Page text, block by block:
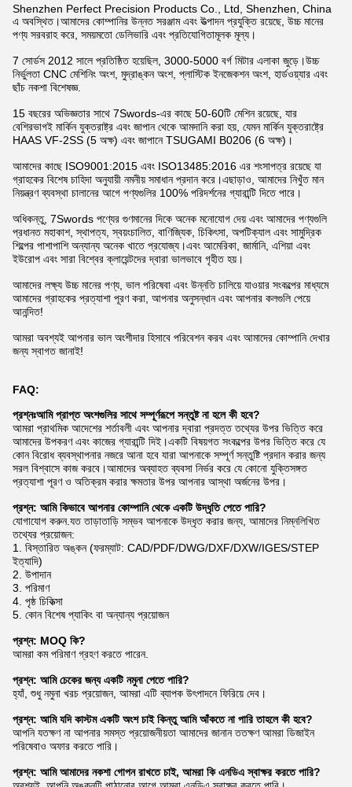
Shenzhen Perfect Precision Products Co., Ltd, Shenzhen, China
এ অবস্থিত।আমাদের কোম্পানির উন্নত সরঞ্জাম এবং উত্পাদন প্রযুক্তি রয়েছে, উচ্চ মানের
পণ্য সরবরাহ করে, সময়মতো ডেলিভারি এবং প্রতিযোগিতামূলক মূল্য।
7 সোর্ডস 2012 সালে প্রতিষ্ঠিত হয়েছিল, 3000-5000 বর্গ মিটার এলাকা জুড়ে।উচ্চ
নির্ভুলতা CNC মেশিনিং অংশ, মুদ্রাঙ্কন অংশ, প্লাস্টিক ইনজেকশন অংশ, হার্ডওয়্যার এবং
ছাঁচ নকশা বিশেষজ্ঞ.
15 বছরের অভিজ্ঞতার সাথে 7Swords-এর কাছে 50-60টি মেশিন রয়েছে, যার
বেশিরভাগই মার্কিন যুক্তরাষ্ট্র এবং জাপান থেকে আমদানি করা হয়, যেমন মার্কিন যুক্তরাষ্ট্রে
HAAS VF-2SS (5 অক্ষ) এবং জাপানে TSUGAMI B0206 (6 অক্ষ)।
আমাদের কাছে ISO9001:2015 এবং ISO13485:2016 এর শংসাপত্র রয়েছে যা
গ্রাহকের বিশেষ চাহিদা অনুযায়ী নমনীয় সমাধান প্রদান করে।এছাড়াও, আমাদের নিখুঁত মান
নিয়ন্ত্রণ ব্যবস্থা চালানের আগে পণ্যগুলির 100% পরিদর্শনের গ্যারান্টি দিতে পারে।
অধিকন্তু, 7Swords পণ্যের গুণমানের দিকে অনেক মনোযোগ দেয় এবং আমাদের পণ্যগুলি
প্রধানত মহাকাশ, স্থাপত্য, স্বয়ংচালিত, বাণিজ্যিক, চিকিৎসা, অপটিক্যাল এবং সামুদ্রিক
শিল্পের পাশাপাশি অন্যান্য অনেক খাতে প্রযোজ্য।এবং আমেরিকা, জার্মানি, এশিয়া এবং
ইউরোপ এবং সারা বিশ্বের ক্লায়েন্টদের দ্বারা ভালভাবে গৃহীত হয়।
আমাদের লক্ষ্য উচ্চ মানের পণ্য, ভাল পরিষেবা এবং উন্নতি চালিয়ে যাওয়ার সংকল্পের মাধ্যমে
আমাদের গ্রাহকের প্রত্যাশা পূরণ করা, আপনার অনুসন্ধান এবং আপনার কলগুলি পেয়ে
আনন্দিত!
আমরা অবশ্যই আপনার ভাল অংশীদার হিসাবে পরিবেশন করব এবং আমাদের কোম্পানি দেখার
জন্য স্বাগত জানাই!
FAQ:
প্রশ্নঃআমি প্রাপ্ত অংশগুলির সাথে সম্পূর্ণরূপে সন্তুষ্ট না হলে কী হবে?
আমরা প্রাথমিক আদেশের শর্তাবলী এবং আপনার দ্বারা প্রদত্ত তথ্যের উপর ভিত্তি করে
আমাদের উপকরণ এবং কাজের গ্যারান্টি দিই।একটি বিষয়গত সংকল্পের উপর ভিত্তি করে যে
কোন বিরোধ ব্যবস্থাপনার নজরে আনা হবে যারা আপনাকে সম্পূর্ণ সন্তুষ্টি প্রদান করার জন্য
সরল বিশ্বাসে কাজ করবে।আমাদের অব্যাহত ব্যবসা নির্ভর করে যে কোনো যুক্তিসঙ্গত
প্রত্যাশা পূরণ ও অতিক্রম করার ক্ষমতার উপর আপনার আস্থা অর্জনের উপর।
প্রশ্ন: আমি কিভাবে আপনার কোম্পানি থেকে একটি উদ্ধৃতি পেতে পারি?
যোগাযোগ করুন.যত তাড়াতাড়ি সম্ভব আপনাকে উদ্ধৃত করার জন্য, আমাদের নিম্নলিখিত
তথ্যের প্রয়োজন:
1. বিস্তারিত অঙ্কন (ফরম্যাট: CAD/PDF/DWG/DXF/DXW/IGES/STEP
ইত্যাদি)
2. উপাদান
3. পরিমাণ
4. পৃষ্ঠ চিকিত্সা
5. কোন বিশেষ প্যাকিং বা অন্যান্য প্রয়োজন
প্রশ্ন: MOQ কি?
আমরা কম পরিমাণ গ্রহণ করতে পারেন.
প্রশ্ন: আমি চেকের জন্য একটি নমুনা পেতে পারি?
হ্যাঁ, শুধু নমুনা খরচ প্রয়োজন, আমরা এটি ব্যাপক উৎপাদনে ফিরিয়ে দেব।
প্রশ্ন: আমি যদি কাস্টম একটি অংশ চাই কিন্তু আমি আঁকতে না পারি তাহলে কী হবে?
আপনি যতক্ষণ না আপনার সমস্ত প্রয়োজনীয়তা আমাদের জানান ততক্ষণ আমরা ডিজাইন
পরিষেবাও অফার করতে পারি।
প্রশ্ন: আমি আমাদের নকশা গোপন রাখতে চাই, আমরা কি এনডিএ স্বাক্ষর করতে পারি?